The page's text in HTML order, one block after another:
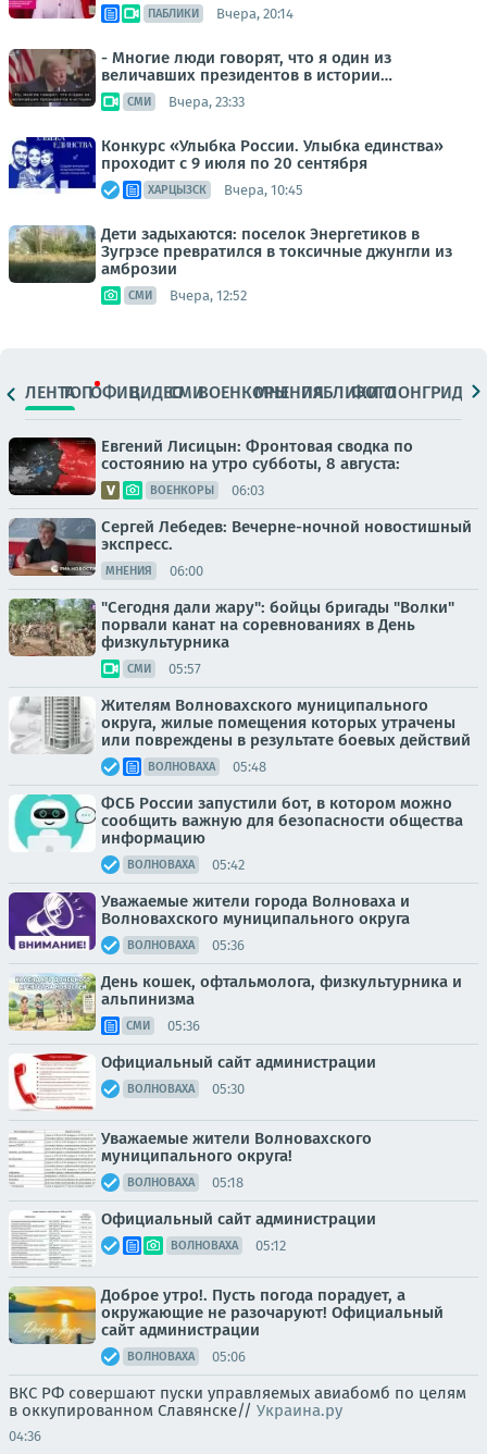
ПАБЛИКИ Вчера, 20:14
- Многие люди говорят, что я один из
величавших президентов в истории…
СМИ Вчера, 23:33
Конкурс «Улыбка России. Улыбка единства»
проходит с 9 июля по 20 сентября
ХАРЦЫЗСК Вчера, 10:45
Дети задыхаются: поселок Энергетиков в
Зугрэсе превратился в токсичные джунгли из
амброзии
СМИ Вчера, 12:52
ЛЕНТАТОПОФИЦ.ВИДЕОСМИВОЕНКОРЫМНЕНИЯПАБЛИКИ
ФОТОЛОНГРИДЫ
Евгений Лисицын: Фронтовая сводка по
состоянию на утро субботы, 8 августа:
ВОЕНКОРЫ 06:03
Сергей Лебедев: Вечерне-ночной новостишный
экспресс.
МНЕНИЯ 06:00
"Сегодня дали жару": бойцы бригады "Волки"
порвали канат на соревнованиях в День
физкультурника
СМИ 05:57
Жителям Волновахского муниципального
округа, жилые помещения которых утрачены
или повреждены в результате боевых действий
ВОЛНОВАХА 05:48
ФСБ России запустили бот, в котором можно
сообщить важную для безопасности общества
информацию
ВОЛНОВАХА 05:42
Уважаемые жители города Волноваха и
Волновахского муниципального округа
ВОЛНОВАХА 05:36
День кошек, офтальмолога, физкультурника и
альпинизма
СМИ 05:36
Официальный сайт администрации
ВОЛНОВАХА 05:30
Уважаемые жители Волновахского
муниципального округа!
ВОЛНОВАХА 05:18
Официальный сайт администрации
ВОЛНОВАХА 05:12
Доброе утро!. Пусть погода порадует, а
окружающие не разочаруют! Официальный
сайт администрации
ВОЛНОВАХА 05:06
ВКС РФ совершают пуски управляемых авиабомб по целям
в оккупированном Славянске// Украина.ру
04:36